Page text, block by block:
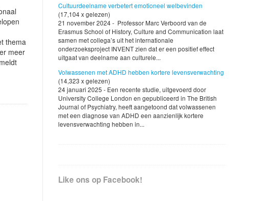
thema
meer
Cultuurdeelname verbetert emotioneel welbevinden
(17,104 x gelezen)
21 november 2024 - Professor Marc Verboord van de
Erasmus School of History, Culture and Communication laat
samen met collega’s uit het internationale
onderzoeksproject INVENT zien dat er een positief effect
uitgaat van deelname aan culturele...
Volwassenen met ADHD hebben kortere levensverwachting
(14,323 x gelezen)
24 januari 2025 - Een recente studie, uitgevoerd door
University College London en gepubliceerd in The British
Journal of Psychiatry, heeft aangetoond dat volwassenen
met een diagnose van ADHD een aanzienlijk kortere
levensverwachting hebben in...
Like ons op Facebook!